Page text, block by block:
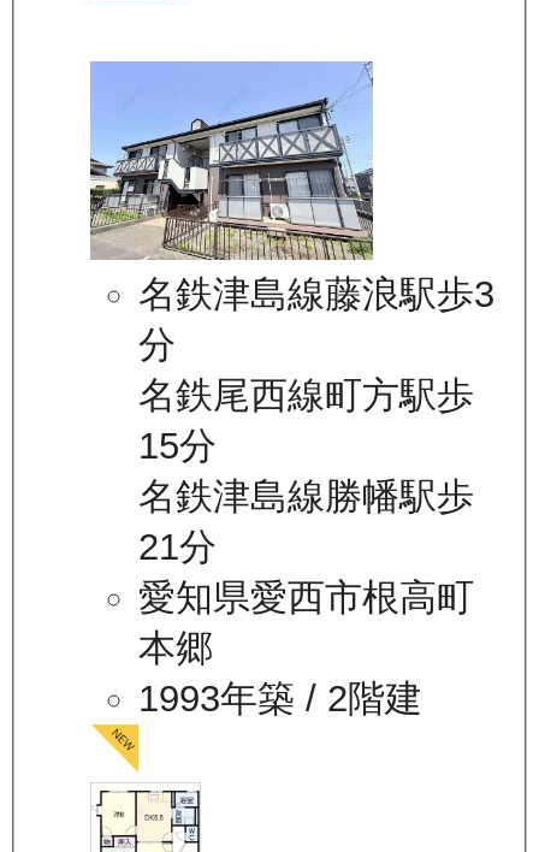
名鉄津島線藤浪駅歩3
分
名鉄尾西線町方駅歩
15分
名鉄津島線勝幡駅歩
21分
愛知県愛西市根高町
本郷
1993年築 / 2階建